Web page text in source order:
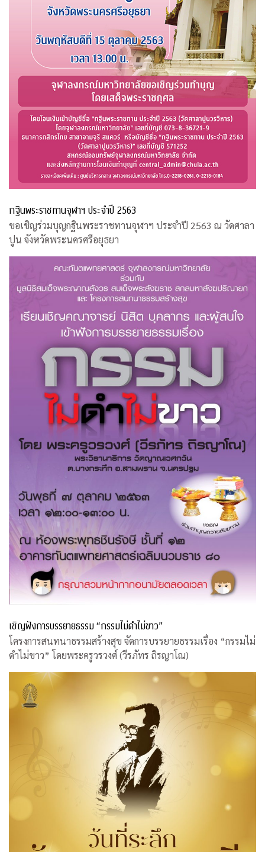
กฐินพระราชทานจุฬาฯ ประจำปี 2563
ขอเชิญร่วมบุญกฐินพระราชทานจุฬาฯ ประจำปี 2563 ณ วัดศาลา
ปูน จังหวัดพระนครศรีอยุธยา
เชิญฟังการบรรยายธรรม “กรรมไม่ดำไม่ขาว”
โครงการสนทนาธรรมสร้างสุข จัดการบรรยายธรรมเรื่อง “กรรมไม่
ดำไม่ขาว” โดยพระครูวรวงศ์ (วีรภัทร ถิรญาโณ)